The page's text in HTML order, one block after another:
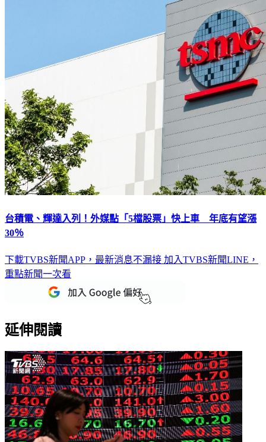
台積電、輝達入列！外媒點「5檔股票」快上車 年底有望漲
30％
下載TVBS新聞APP，最新消息不漏接 加入TVBS新聞LINE，
重點新聞一次看
延伸閱讀